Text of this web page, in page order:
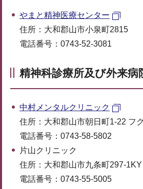
やまと精神医療センター
住所：大和郡山市小泉町2815
電話番号：0743-52-3081
精神科診療所及び外来病
中村メンタルクリニック
住所：大和郡山市朝日町1-22 フ
電話番号：0743-58-5802
片山クリニック
住所：大和郡山市九条町297-
電話番号：0743-55-5005